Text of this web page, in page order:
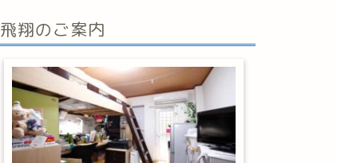
飛翔のご案内